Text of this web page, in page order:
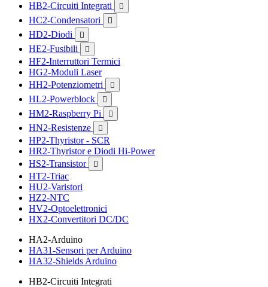
HB2-Circuiti Integrati 
HC2-Condensatori 
HD2-Diodi 
HE2-Fusibili 
HF2-Interruttori Termici
HG2-Moduli Laser
HH2-Potenziometri

HL2-Powerblock 
HM2-Raspberry Pi 
HN2-Resistenze 
HP2-Thyristor - SCR
HR2-Thyristor e Diodi Hi-Power
HS2-Transistor

HT2-Triac
HU2-Varistori
HZ2-NTC
HV2-Optoelettronici
HX2-Convertitori DC/DC
HA2-Arduino
HA31-Sensori per Arduino
HA32-Shields Arduino
HB2-Circuiti Integrati